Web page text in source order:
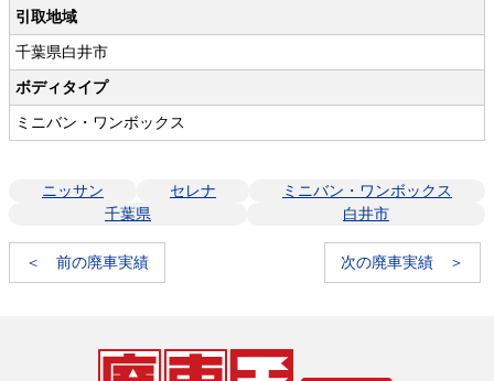
引取地域
千葉県白井市
ボディタイプ
ミニバン・ワンボックス
ニッサン セレナ
ミニバン・ワンボックス
千葉県
白井市
＜ 前の廃車実績 次の廃車実績 ＞